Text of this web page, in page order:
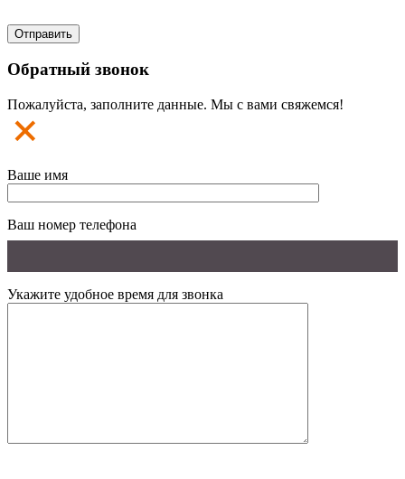
Обратный звонок
Пожалуйста, заполните данные. Мы с вами свяжемся!
Ваше имя
Ваш номер телефона
Укажите удобное время для звонка